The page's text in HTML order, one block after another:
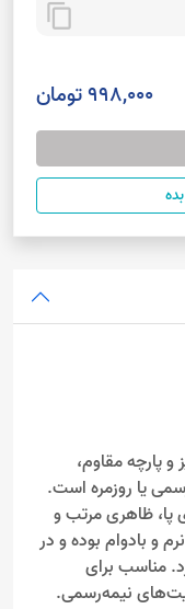
content_copy
998,000 تومان
و پارچه مقاوم،
یا روزمره است.
پا، ظاهری مرتب و
و بادوام بوده و در
مناسب برای
نیمه‌رسمی.